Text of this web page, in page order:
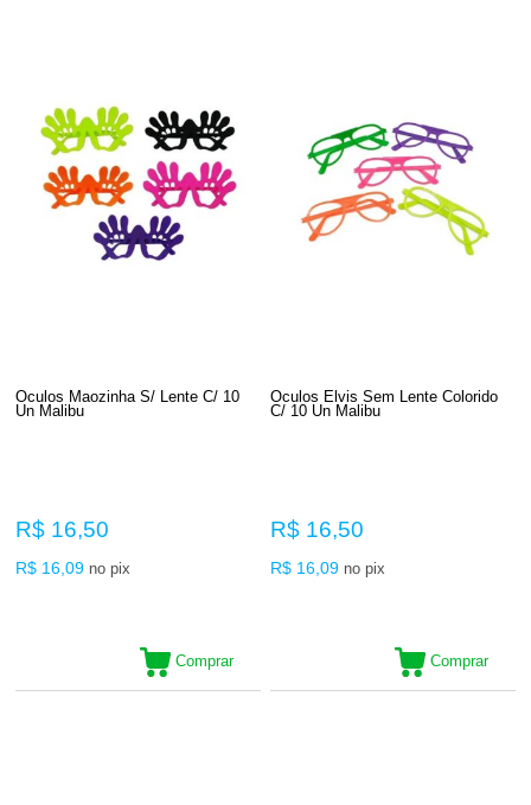
Oculos Maozinha S/ Lente C/ 10
Un Malibu
R$ 16,50
R$ 16,09 no pix
Comprar
Oculos Elvis Sem Lente Colorido
C/ 10 Un Malibu
R$ 16,50
R$ 16,09 no pix
Comprar